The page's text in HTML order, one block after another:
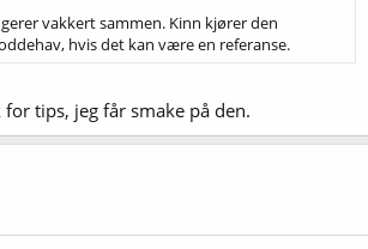
vakkert sammen. Kinn kjører den
hvis det kan være en referanse.
for tips, jeg får smake på den.